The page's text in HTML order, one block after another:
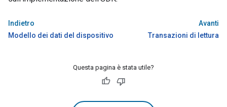
Indietro
Modello dei dati del dispositivo
Avanti
Transazioni di lettura
Questa pagina è stata utile?